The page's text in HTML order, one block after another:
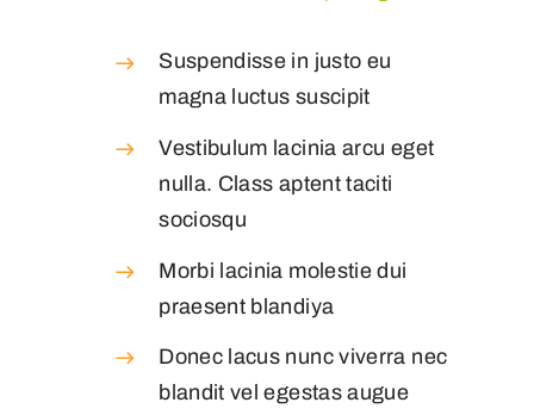
Suspendisse in justo eu
magna luctus suscipit
Vestibulum lacinia arcu eget
nulla. Class aptent taciti
sociosqu
Morbi lacinia molestie dui
praesent blandiya
Donec lacus nunc viverra nec
blandit vel egestas augue